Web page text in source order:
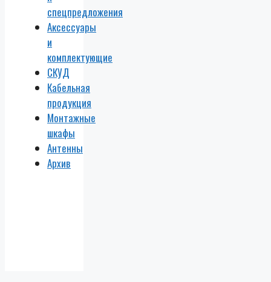
спецпредложения
Аксессуары
и
комплектующие
СКУД
Кабельная
продукция
Монтажные
шкафы
Антенны
Архив